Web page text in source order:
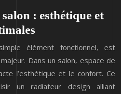
: esthétique et
élément fonctionnel, est
Dans un salon, espace de
l’esthétique et le confort. Ce
un radiateur design alliant